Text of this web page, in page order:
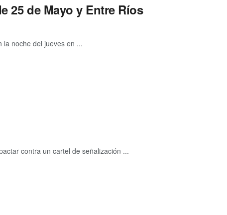
25 de Mayo y Entre Ríos
noche del jueves en ...
contra un cartel de señalización ...